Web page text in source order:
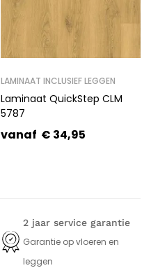
LAMINAAT INCLUSIEF LEGGEN
Laminaat QuickStep CLM
5787
vanaf € 34,95
2 jaar service garantie
Garantie op vloeren en
leggen